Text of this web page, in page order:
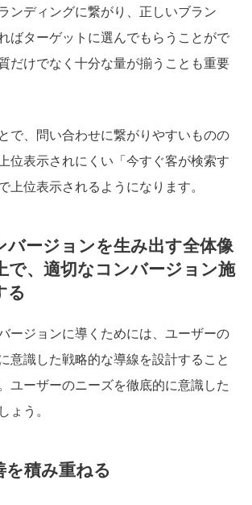
ンディングに繋がり、正しいブラン
ばターゲットに選んでもらうことがで
だけでなく十分な量が揃うことも重要
で、問い合わせに繋がりやすいものの
位表示されにくい「今すぐ客が検索す
上位表示されるようになります。
バージョンを生み出す全体像
で、適切なコンバージョン施
る
ージョンに導くためには、ユーザーの
意識した戦略的な導線を設計すること
ユーザーのニーズを徹底的に意識した
ょう。
を積み重ねる